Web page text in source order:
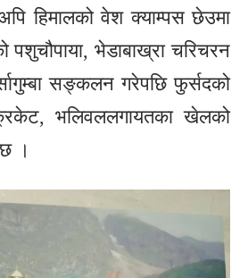
हिमालको वेश क्याम्पस छेउमा
पशुचौपाया, भेडाबाख्रा चरिचरन
सङ्कलन गरेपछि फुर्सदको
भलिवललगायतका खेलको
।